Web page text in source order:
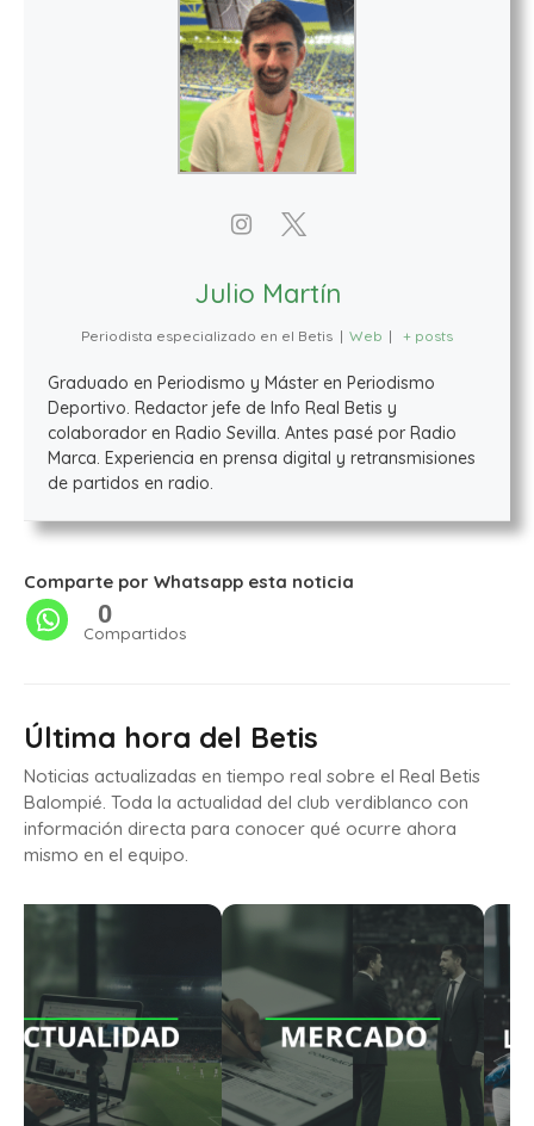
Julio Martín
Periodista especializado en el Betis | Web | + posts
Graduado en Periodismo y Máster en Periodismo
Deportivo. Redactor jefe de Info Real Betis y
colaborador en Radio Sevilla. Antes pasé por Radio
Marca. Experiencia en prensa digital y retransmisiones
de partidos en radio.
Comparte por Whatsapp esta noticia
0
Compartidos
Última hora del Betis
Noticias actualizadas en tiempo real sobre el Real Betis
Balompié. Toda la actualidad del club verdiblanco con
información directa para conocer qué ocurre ahora
mismo en el equipo.